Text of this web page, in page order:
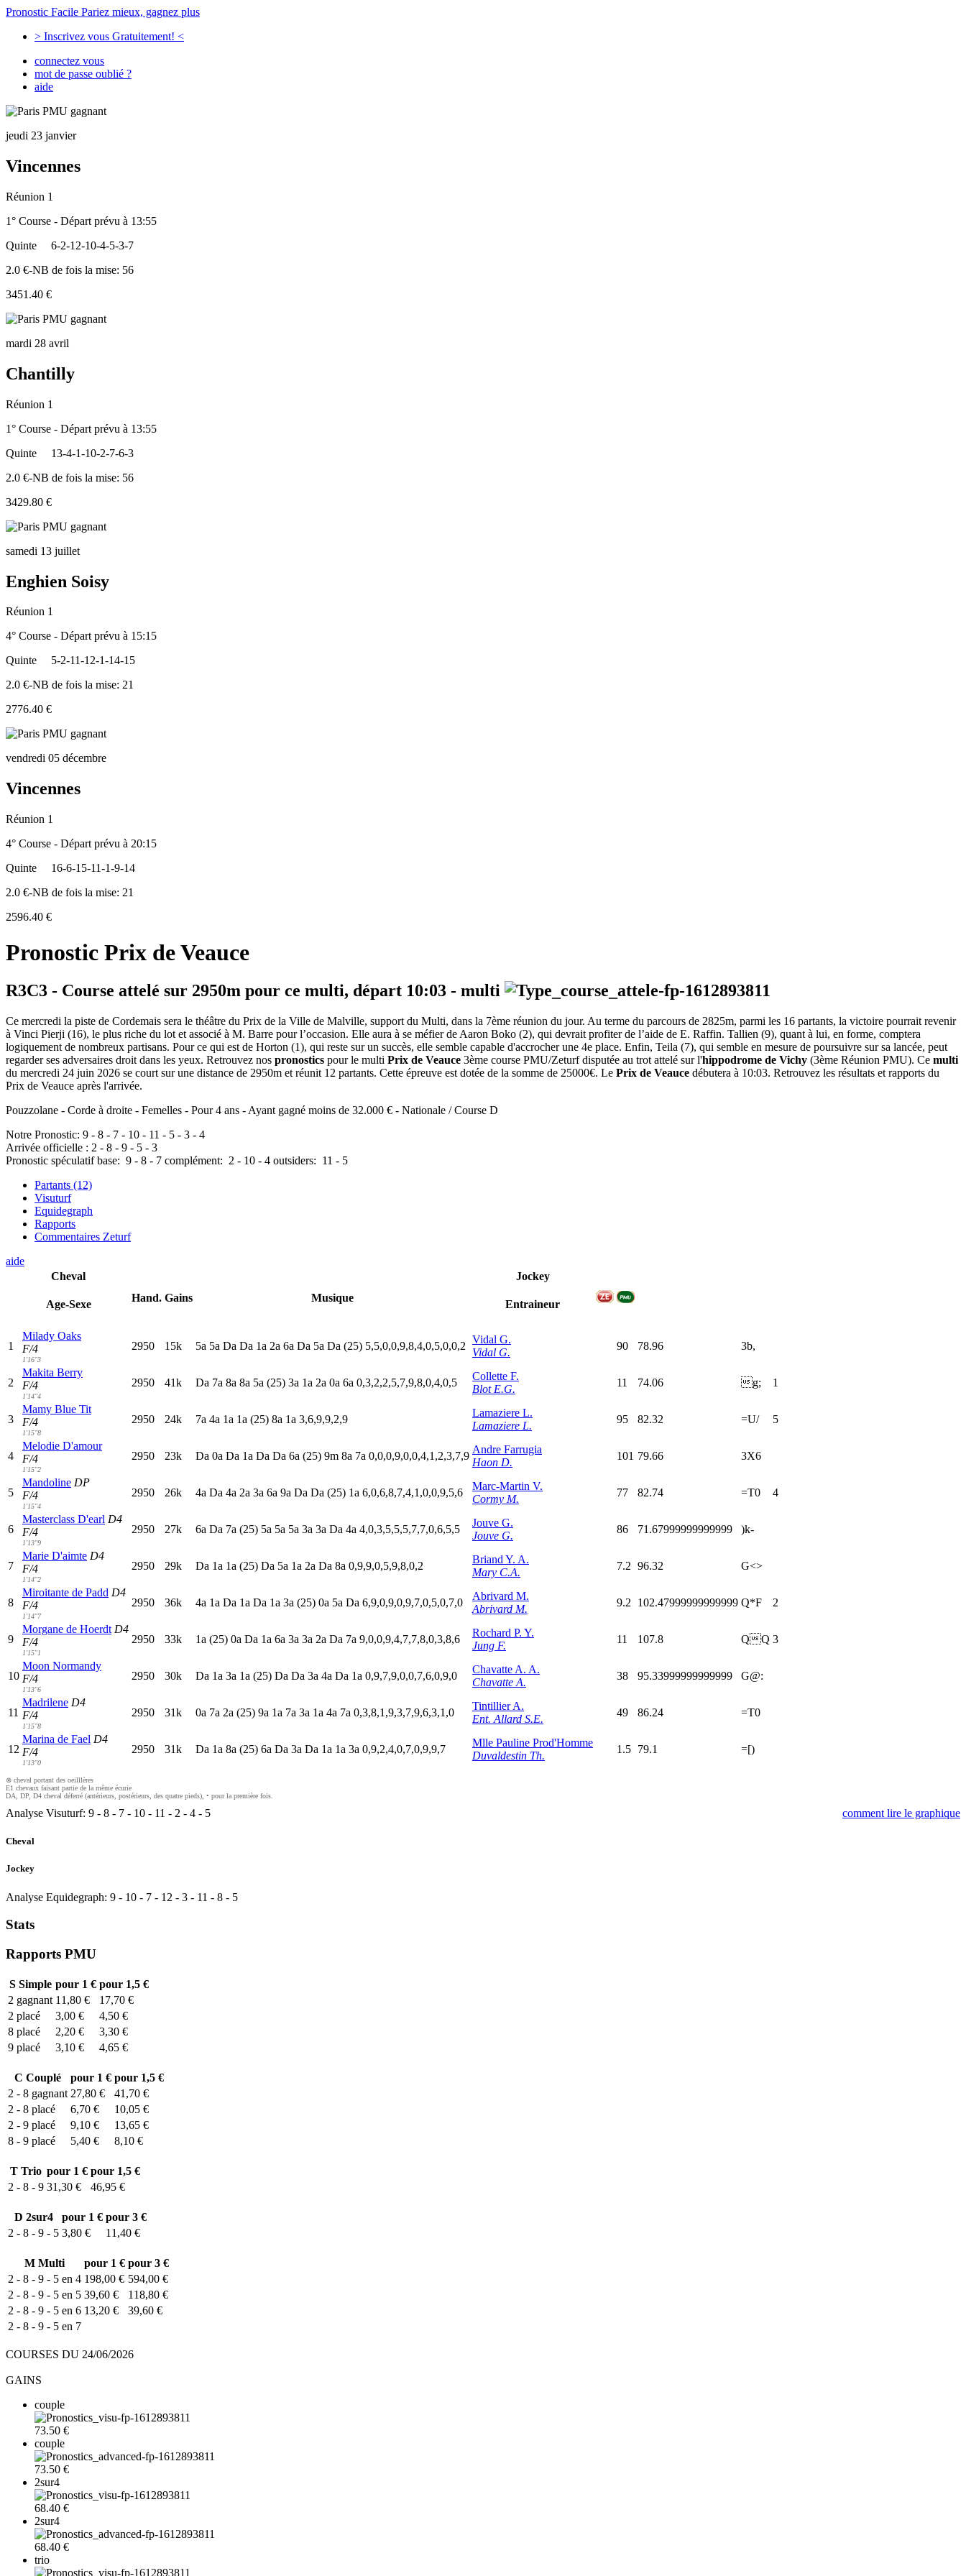
Pronostic Facile Pariez mieux, gagnez plus
> Inscrivez vous Gratuitement! <
connectez vous
mot de passe oublié ?
aide
jeudi 23 janvier
Vincennes
Réunion 1
1° Course - Départ prévu à 13:55
Quinte
6-2-12-10-4-5-3-7
2.0 €-NB de fois la mise: 56
3451.40 €
mardi 28 avril
Chantilly
Réunion 1
1° Course - Départ prévu à 13:55
Quinte
13-4-1-10-2-7-6-3
2.0 €-NB de fois la mise: 56
3429.80 €
samedi 13 juillet
Enghien Soisy
Réunion 1
4° Course - Départ prévu à 15:15
Quinte
5-2-11-12-1-14-15
2.0 €-NB de fois la mise: 21
2776.40 €
vendredi 05 décembre
Vincennes
Réunion 1
4° Course - Départ prévu à 20:15
Quinte
16-6-15-11-1-9-14
2.0 €-NB de fois la mise: 21
2596.40 €
Pronostic Prix de Veauce
R3C3 - Course attelé sur 2950m pour ce multi, départ 10:03 - multi
Ce mercredi la piste de Cordemais sera le théâtre du Prix de la Ville de Malville, support du Multi, dans la 7ème réunion du jour. Au terme du parcours de 2825m, parmi les 16 partants, la victoire pourrait revenir
à Vinci Pierji (16), le plus riche du lot et associé à M. Barre pour l’occasion. Elle aura à se méfier de Aaron Boko (2), qui devrait profiter de l’aide de E. Raffin. Tallien (9), quant à lui, en forme, comptera
logiquement de nombreux partisans. Pour ce qui est de Horton (1), qui reste sur un succès, elle semble capable d'accrocher une 4e place. Enfin, Teila (7), qui semble en mesure de poursuivre sur sa lancée, peut
regarder ses adversaires droit dans les yeux. Retrouvez nos pronostics pour le multi Prix de Veauce 3ème course PMU/Zeturf disputée au trot attelé sur l'hippodrome de Vichy (3ème Réunion PMU). Ce multi
du mercredi 24 juin 2026 se court sur une distance de 2950m et réunit 12 partants. Cette épreuve est dotée de la somme de 25000€. Le Prix de Veauce débutera à 10:03. Retrouvez les résultats et rapports du
Prix de Veauce après l'arrivée.
Pouzzolane - Corde à droite - Femelles - Pour 4 ans - Ayant gagné moins de 32.000 € - Nationale / Course D
Notre Pronostic: 9 - 8 - 7 - 10 - 11 - 5 - 3 - 4
Arrivée officielle : 2 - 8 - 9 - 5 - 3
Pronostic spéculatif base: 9 - 8 - 7 complément: 2 - 10 - 4 outsiders: 11 - 5
Partants (12)
Visuturf
Equidegraph
Rapports
Commentaires Zeturf
aide
Cheval
Age-Sexe
Hand. Gains Musique
Jockey
Entraineur
1
Milady Oaks
F/4
1'16"3
2950 15k 5a 5a Da Da 1a 2a 6a Da 5a Da (25) 5,5,0,0,9,8,4,0,5,0,0,2
Vidal G.
Vidal G.
90 78.96 3b,
2
Makita Berry
F/4
1'14"4
2950 41k Da 7a 8a 8a 5a (25) 3a 1a 2a 0a 6a 0,3,2,2,5,7,9,8,0,4,0,5
Collette F.
Blot E.G.
11 74.06 g; 1
3
Mamy Blue Tit
F/4
1'15"8
2950 24k 7a 4a 1a 1a (25) 8a 1a 3,6,9,9,2,9
Lamaziere L.
Lamaziere L.
95 82.32 =U/ 5
4
Melodie D'amour
F/4
1'15"2
2950 23k Da 0a Da 1a Da Da 6a (25) 9m 8a 7a 0,0,0,9,0,0,4,1,2,3,7,9
Andre Farrugia
Haon D.
101 79.66 3X6
5
Mandoline DP
F/4
1'15"4
2950 26k 4a Da 4a 2a 3a 6a 9a Da Da (25) 1a 6,0,6,8,7,4,1,0,0,9,5,6
Marc-Martin V.
Cormy M.
77 82.74 =T0 4
6
Masterclass D'earl D4
F/4
1'13"9
2950 27k 6a Da 7a (25) 5a 5a 5a 3a 3a Da 4a 4,0,3,5,5,5,7,7,0,6,5,5
Jouve G.
Jouve G.
86 71.67999999999999 )k-
7
Marie D'aimte D4
F/4
1'14"2
2950 29k Da 1a 1a (25) Da 5a 1a 2a Da 8a 0,9,9,0,5,9,8,0,2
Briand Y. A.
Mary C.A.
7.2 96.32 G<>
8
Miroitante de Padd D4
F/4
1'14"7
2950 36k 4a 1a Da 1a Da 1a 3a (25) 0a 5a Da 6,9,0,9,0,9,7,0,5,0,7,0
Abrivard M.
Abrivard M.
9.2 102.47999999999999 Q*F 2
9
Morgane de Hoerdt D4
F/4
1'15"1
2950 33k 1a (25) 0a Da 1a 6a 3a 3a 2a Da 7a 9,0,0,9,4,7,7,8,0,3,8,6
Rochard P. Y.
Jung F.
11 107.8 QQ 3
10
Moon Normandy
F/4
1'13"6
2950 30k Da 1a 3a 1a (25) Da Da 3a 4a Da 1a 0,9,7,9,0,0,7,6,0,9,0
Chavatte A. A.
Chavatte A.
38 95.33999999999999 G@:
11
Madrilene D4
F/4
1'15"8
2950 31k 0a 7a 2a (25) 9a 1a 7a 3a 1a 4a 7a 0,3,8,1,9,3,7,9,6,3,1,0
Tintillier A.
Ent. Allard S.E.
49 86.24 =T0
12
Marina de Fael D4
F/4
1'13"0
2950 31k Da 1a 8a (25) 6a Da 3a Da 1a 1a 3a 0,9,2,4,0,7,0,9,9,7
Mlle Pauline Prod'Homme
Duvaldestin Th.
1.5 79.1 =[)
⊗ cheval portant des oeilllères
E1 chevaux faisant partie de la même écurie
DA, DP, D4 cheval déferré (antérieurs, postérieurs, des quatre pieds), • pour la première fois.
Analyse Visuturf: 9 - 8 - 7 - 10 - 11 - 2 - 4 - 5 comment lire le graphique
Cheval
Jockey
Analyse Equidegraph: 9 - 10 - 7 - 12 - 3 - 11 - 8 - 5
Stats
Rapports PMU
SSimple pour 1 € pour 1,5 €
2 gagnant 11,80 €
17,70 €
2 placé 3,00 €
4,50 €
8 placé 2,20 €
3,30 €
9 placé 3,10 € 4,65 €
C Couplé pour 1 € pour 1,5 €
2 - 8 gagnant 27,80 €
41,70 €
2 - 8 placé 6,70 €
10,05 €
2 - 9 placé 9,10 €
13,65 €
8 - 9 placé 5,40 € 8,10 €
T Trio pour 1 € pour 1,5 €
2 - 8 - 9 31,30 € 46,95 €
D 2sur4 pour 1 € pour 3 €
2 - 8 - 9 - 5 3,80 € 11,40 €
M Multi pour 1 € pour 3 €
2 - 8 - 9 - 5 en 4 198,00 € 594,00 €
2 - 8 - 9 - 5 en 5 39,60 €
118,80 €
2 - 8 - 9 - 5 en 6 13,20 €
39,60 €
2 - 8 - 9 - 5 en 7
COURSES DU 24/06/2026
GAINS
couple
73.50 €
couple
73.50 €
2sur4
68.40 €
2sur4
68.40 €
trio